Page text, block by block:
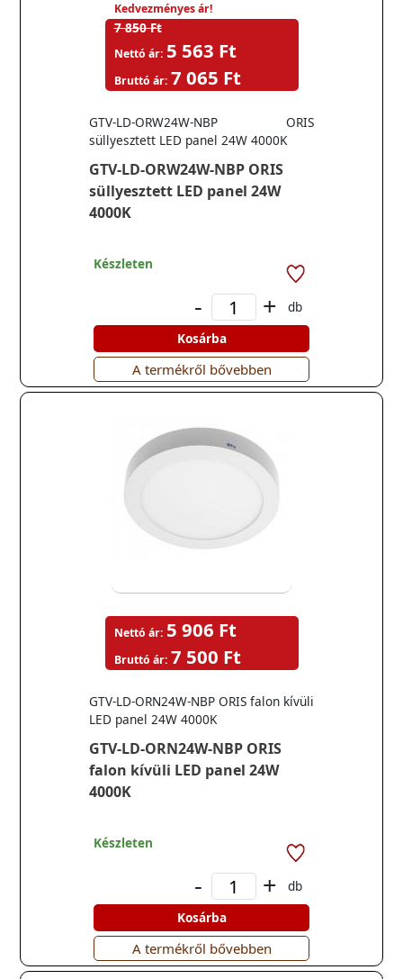
GTV-LD-ORW24W-NBP ORIS
süllyesztett LED panel 24W
4000K
GTV-LD-ORW24W-NBP ORIS
süllyesztett LED panel 24W 4000K
Kedvezményes ár!
7 850 Ft
Nettó ár: 5 563 Ft
Bruttó ár: 7 065 Ft
Készleten
- +
db
Kosárba
A termékről bővebben
GTV-LD-ORN24W-NBP ORIS
falon kívüli LED panel 24W
4000K
GTV-LD-ORN24W-NBP ORIS falon kívüli
LED panel 24W 4000K
Nettó ár: 5 906 Ft
Bruttó ár: 7 500 Ft
Készleten
- +
db
Kosárba
A termékről bővebben